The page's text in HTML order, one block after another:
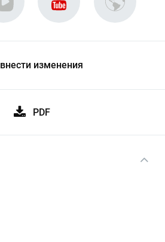
внести изменения
PDF